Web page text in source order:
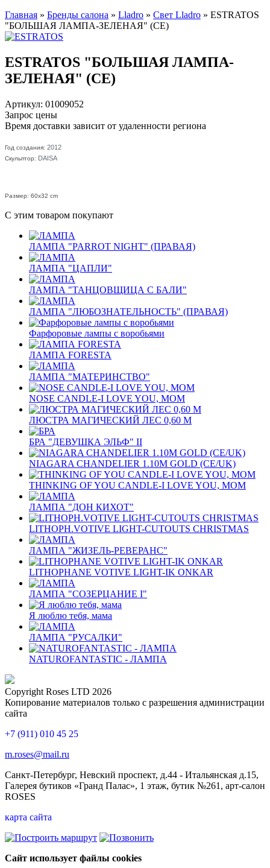
Главная » Бренды салона » Lladro » Свет Lladro » ESTRATOS
"БОЛЬШАЯ ЛАМПА-ЗЕЛЕНАЯ" (CE)
ESTRATOS "БОЛЬШАЯ ЛАМПА-
ЗЕЛЕНАЯ" (CE)
Артикул: 01009052
Запрос цены
Время доставки зависит от удаленности региона
Год создания: 2012
Скульптор: DAISA
Размер: 60x32 cm
С этим товаром покупают
ЛАМПА "PARROT NIGHT" (ПРАВАЯ)
ЛАМПА "ЦАПЛИ"
ЛАМПА "ТАНЦОВЩИЦА С БАЛИ"
ЛАМПА "ЛЮБОЗНАТЕЛЬНОСТЬ" (ПРАВАЯ)
Фарфоровые лампы с воробьями
ЛАМПА FORESTA
ЛАМПА "МАТЕРИНСТВО"
NOSE CANDLE-I LOVE YOU, MOM
ЛЮСТРА МАГИЧЕСКИЙ ЛЕС 0,60 М
БРА "ДЕВУШКА ЭЛЬФ" II
NIAGARA CHANDELIER 1.10M GOLD (CE/UK)
THINKING OF YOU CANDLE-I LOVE YOU, MOM
ЛАМПА "ДОН КИХОТ"
LITHOPH.VOTIVE LIGHT-CUTOUTS CHRISTMAS
ЛАМПА "ЖИЗЕЛЬ-РЕВЕРАНС"
LITHOPHANE VOTIVE LIGHT-IK ONKAR
ЛАМПА "СОЗЕРЦАНИЕ I"
Я люблю тебя, мама
ЛАМПА "РУСАЛКИ"
NATUROFANTASTIC - ЛАМПА
Copyright Roses LTD 2026
Копирование материалов только с разрешения администрации
сайта
+7 (911) 010 45 25
m.roses@mail.ru
Санкт-Петербург, Невский проспект, д.44 - Итальянская д.15,
Галерея бутиков «Гранд Палас», 1 этаж, бутик №261, арт-салон
ROSES
карта сайта
Сайт использует файлы cookies